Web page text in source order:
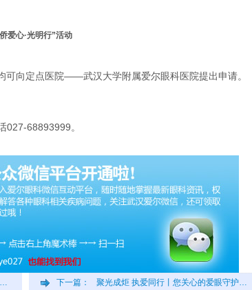
爱心·光明行”活动
可向定点医院——武汉大学附属爱尔眼科医院提出申请。
027-68893999。
… 下一篇： 聚光成炬 执爱同行丨您关心的爱眼守护…